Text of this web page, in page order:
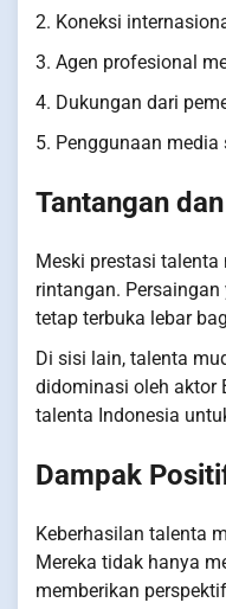
2. Koneksi
3. Agen profesional
4. Dukungan dari
5. Penggunaan
Tantangan
Meski prestasi
rintangan.
tetap terbuka lebar
Di sisi lain, talenta
didominasi oleh aktor
talenta Indonesia
Dampak
Keberhasilan talenta
Mereka tidak hanya
memberikan